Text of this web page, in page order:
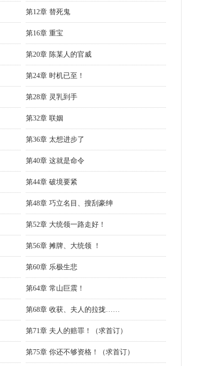
第12章 替死鬼
第16章 重宝
第20章 陈某人的官威
第24章 时机已至！
第28章 灵乳到手
第32章 联姻
第36章 太想进步了
第40章 这就是命令
第44章 破境要紧
第48章 巧立名目、搜刮豪绅
第52章 大统领一路走好！
第56章 摊牌、大统领 ！
第60章 乐极生悲
第64章 常山巨震！
第68章 收获、夫人的拉拢……
第71章 夫人的赔罪！（求首订）
第75章 你还不够资格！（求首订）